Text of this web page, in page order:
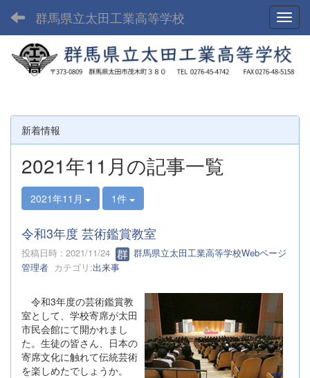
群馬県立太田工業高等学校
新着情報
2021年11月の記事一覧
2021年11月 1件
令和3年度 芸術鑑賞教室
投稿日時 : 2021/11/24
群馬県立太田工業高等学校Webページ
管理者 カテゴリ:出来事
令和3年度の芸術鑑賞教
室として、学校寄席が太田
市民会館にて開かれまし
た。生徒の皆さん、日本の
寄席文化に触れて伝統芸術
を楽しめたでしょうか。